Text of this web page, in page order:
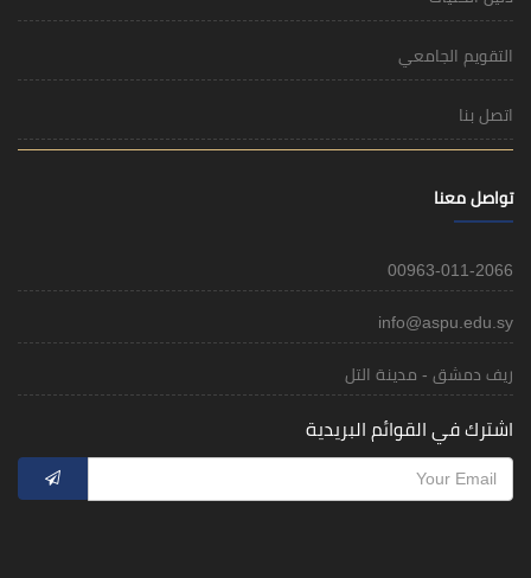
التقويم الجامعي
اتصل بنا
تواصل معنا
00963-011-2066
info@aspu.edu.sy
ريف دمشق - مدينة التل
اشترك في القوائم البريدية